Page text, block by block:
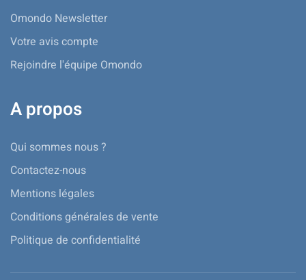
Omondo Newsletter
Votre avis compte
Rejoindre l'équipe Omondo
A propos
Qui sommes nous ?
Contactez-nous
Mentions légales
Conditions générales de vente
Politique de confidentialité